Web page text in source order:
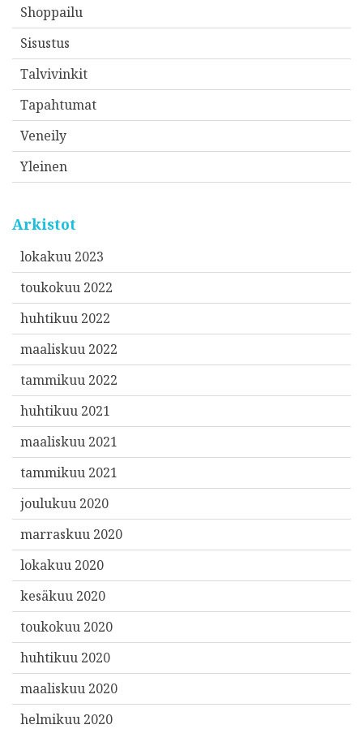
Shoppailu
Sisustus
Talvivinkit
Tapahtumat
Veneily
Yleinen
Arkistot
lokakuu 2023
toukokuu 2022
huhtikuu 2022
maaliskuu 2022
tammikuu 2022
huhtikuu 2021
maaliskuu 2021
tammikuu 2021
joulukuu 2020
marraskuu 2020
lokakuu 2020
kesäkuu 2020
toukokuu 2020
huhtikuu 2020
maaliskuu 2020
helmikuu 2020